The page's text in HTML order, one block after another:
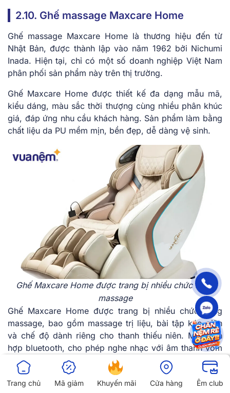
2.10. Ghế massage Maxcare Home
Ghế massage Maxcare Home là thương hiệu đến từ
Nhật Bản, được thành lập vào năm 1962 bởi Nichumi
Inada. Hiện tại, chỉ có một số doanh nghiệp Việt Nam
phân phối sản phẩm này trên thị trường.
Ghế Maxcare Home được thiết kế đa dạng mẫu mã,
kiểu dáng, màu sắc thời thượng cùng nhiều phân khúc
giá, đáp ứng nhu cầu khách hàng. Sản phẩm làm bằng
chất liệu da PU mềm mịn, bền đẹp, dễ dàng vệ sinh.
Ghế Maxcare Home được trang bị nhiều chức năng
massage
Ghế Maxcare Home được trang bị nhiều chức năng
massage, bao gồm massage trị liệu, bài tập kéo giãn
và chế độ dành riêng cho thanh thiếu niên. Máy tích
hợp bluetooth, cho phép nghe nhạc với âm thanh vòm
sống động; hỗ trợ điều khiển giọng nói, tiện lợi cho
người dùng lớn tuổi.
Trang chủ Mã giảm Khuyến mãi Cửa hàng Êm club